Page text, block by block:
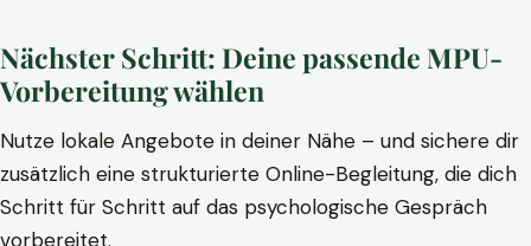
Nächster Schritt: Deine passende MPU-
Vorbereitung wählen
Nutze lokale Angebote in deiner Nähe – und sichere dir
zusätzlich eine strukturierte Online-Begleitung, die dich
Schritt für Schritt auf das psychologische Gespräch
vorbereitet.